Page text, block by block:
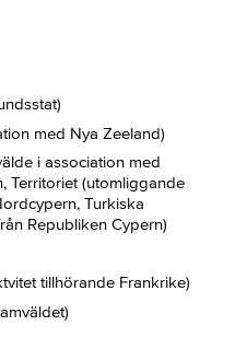
med Nya Zeeland)
i association med
Territoriet (utomliggande
Turkiska
Republiken Cypern)
tillhörande Frankrike)